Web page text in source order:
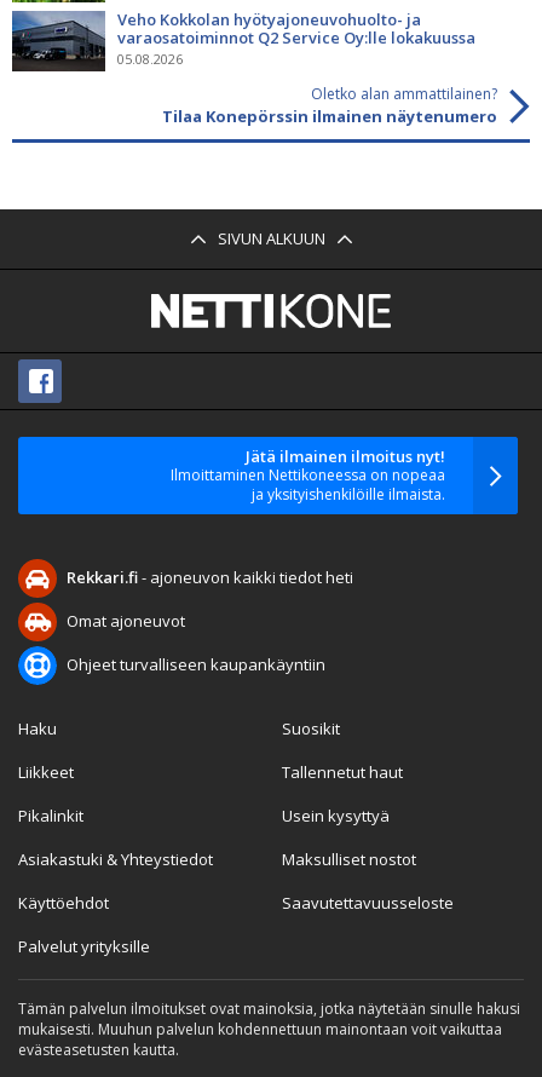
Veho Kokkolan hyötyajoneuvohuolto- ja
varaosatoiminnot Q2 Service Oy:lle lokakuussa
05.08.2026
Oletko alan ammattilainen?
Tilaa Konepörssin ilmainen näytenumero
SIVUN ALKUUN
Jätä ilmainen ilmoitus nyt!
Ilmoittaminen Nettikoneessa on nopeaa
ja yksityishenkilöille ilmaista.
Rekkari.fi- ajoneuvon kaikki tiedot heti
Omat ajoneuvot
Ohjeet turvalliseen kaupankäyntiin
Haku
Liikkeet
Pikalinkit
Asiakastuki & Yhteystiedot
Käyttöehdot
Palvelut yrityksille
Suosikit
Tallennetut haut
Usein kysyttyä
Maksulliset nostot
Saavutettavuusseloste
Tämän palvelun ilmoitukset ovat mainoksia, jotka näytetään sinulle hakusi
mukaisesti. Muuhun palvelun kohdennettuun mainontaan voit vaikuttaa
evästeasetusten kautta.